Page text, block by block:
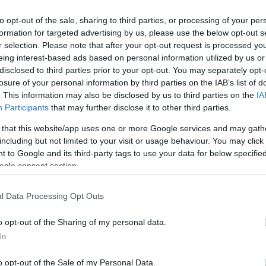
opt-out of the sale, sharing to third parties, or processing of your
for targeted advertising by us, please use the below opt-out
selection. Please note that after your opt-out request is processed
interest-based ads based on personal information utilized by us
to third parties prior to your opt-out. You may separately
of your personal information by third parties on the IAB’s list of
This information may also be disclosed by us to third parties on the
Participants that may further disclose it to other third parties.
that this website/app uses one or more Google services and may
but not limited to your visit or usage behaviour. You may
to Google and its third-party tags to use your data for below
consent section.
Data Processing Opt Outs
opt-out of the Sharing of my personal data.
opt-out of the Sale of my Personal Data.
adatbázist frissítjük alatta, minden
lehet külön követni, pl csak
releváns.
id873606460?mt=8
details?id=com.laboromhealth